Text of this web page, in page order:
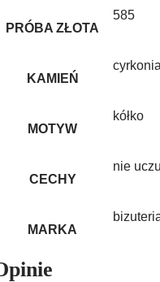
PRÓBA ZŁOTA
585
KAMIEŃ
cyrkonia
MOTYW
kółko
CECHY
nie
MARKA